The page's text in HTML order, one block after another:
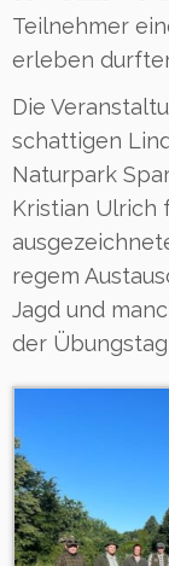
Teilnehmer
erleben
Die
schattigen
Naturpark
Kristian Ulrich
regem
Jagd und
der